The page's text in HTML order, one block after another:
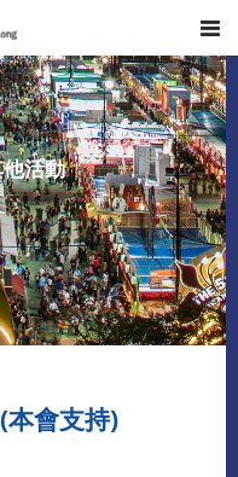
活動
本會支持)